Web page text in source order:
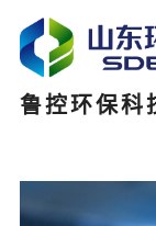
鲁控环保科